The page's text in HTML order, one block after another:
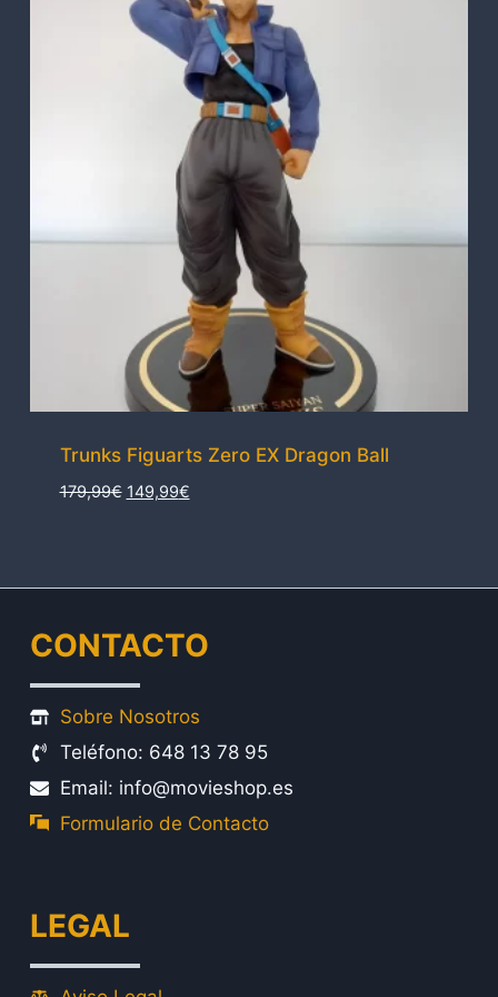
Trunks Figuarts Zero EX Dragon Ball
179,99€ El
179,99€.
149,99€El
149,99€.
CONTACTO
Sobre Nosotros
Teléfono: 648 13 78 95
Email: info@movieshop.es
Formulario de Contacto
LEGAL